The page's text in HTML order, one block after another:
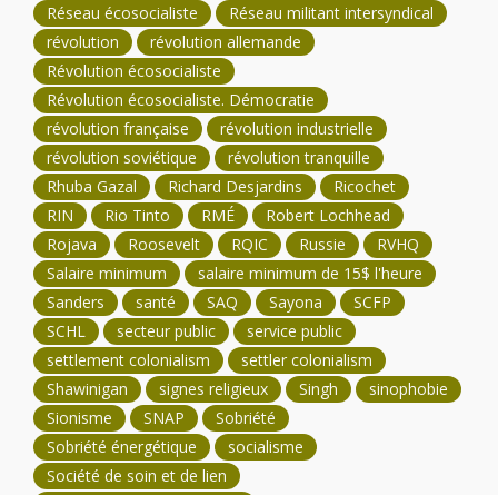
Réseau écosocialiste
Réseau militant intersyndical
révolution
révolution allemande
Révolution écosocialiste
Révolution écosocialiste. Démocratie
révolution française
révolution industrielle
révolution soviétique
révolution tranquille
Rhuba Gazal
Richard Desjardins
Ricochet
RIN
Rio Tinto RMÉ
Robert Lochhead
Rojava
Roosevelt RQIC Russie
RVHQ
Salaire minimum
salaire minimum de 15$ l'heure
Sanders
santé SAQ Sayona
SCFP
SCHL
secteur public
service public
settlement colonialism
settler colonialism
Shawinigan
signes religieux Singh
sinophobie
Sionisme
SNAP
Sobriété
Sobriété énergétique
socialisme
Société de soin et de lien